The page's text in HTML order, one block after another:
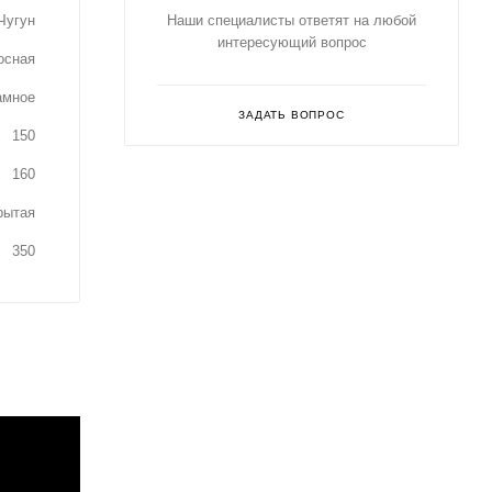
150
160
350
Наши специалисты ответят на любой
интересующий вопрос
ЗАДАТЬ ВОПРОС